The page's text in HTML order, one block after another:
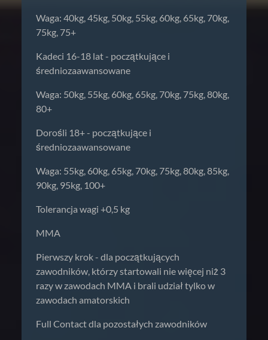
Waga: 40kg, 45kg, 50kg, 55kg, 60kg, 65kg, 70kg,
75kg, 75+
Kadeci 16-18 lat - początkujące i
średniozaawansowane
Waga: 50kg, 55kg, 60kg, 65kg, 70kg, 75kg, 80kg,
80+
Dorośli 18+ - początkujące i
średniozaawansowane
Waga: 55kg, 60kg, 65kg, 70kg, 75kg, 80kg, 85kg,
90kg, 95kg, 100+
Tolerancja wagi +0,5 kg
MMA
Pierwszy krok - dla początkujących
zawodników, którzy startowali nie więcej niż 3
razy w zawodach MMA i brali udział tylko w
zawodach amatorskich
Full Contact dla pozostałych zawodników